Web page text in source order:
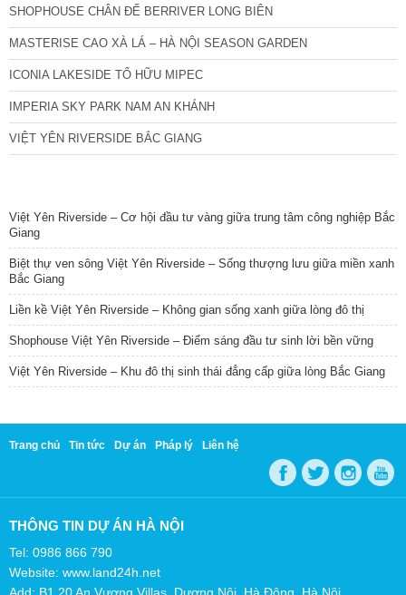
SHOPHOUSE CHÂN ĐẾ BERRIVER LONG BIÊN
MASTERISE CAO XÀ LÁ – HÀ NỘI SEASON GARDEN
ICONIA LAKESIDE TỐ HỮU MIPEC
IMPERIA SKY PARK NAM AN KHÁNH
VIỆT YÊN RIVERSIDE BẮC GIANG
Việt Yên Riverside – Cơ hội đầu tư vàng giữa trung tâm công nghiệp Bắc
Giang
Biệt thự ven sông Việt Yên Riverside – Sống thượng lưu giữa miền xanh
Bắc Giang
Liền kề Việt Yên Riverside – Không gian sống xanh giữa lòng đô thị
Shophouse Việt Yên Riverside – Điểm sáng đầu tư sinh lời bền vững
Việt Yên Riverside – Khu đô thị sinh thái đẳng cấp giữa lòng Bắc Giang
Trang chủ Tin tức Dự án Pháp lý Liên hệ
THÔNG TIN DỰ ÁN HÀ NỘI
Tel: 0986 866 790
Website: www.land24h.net